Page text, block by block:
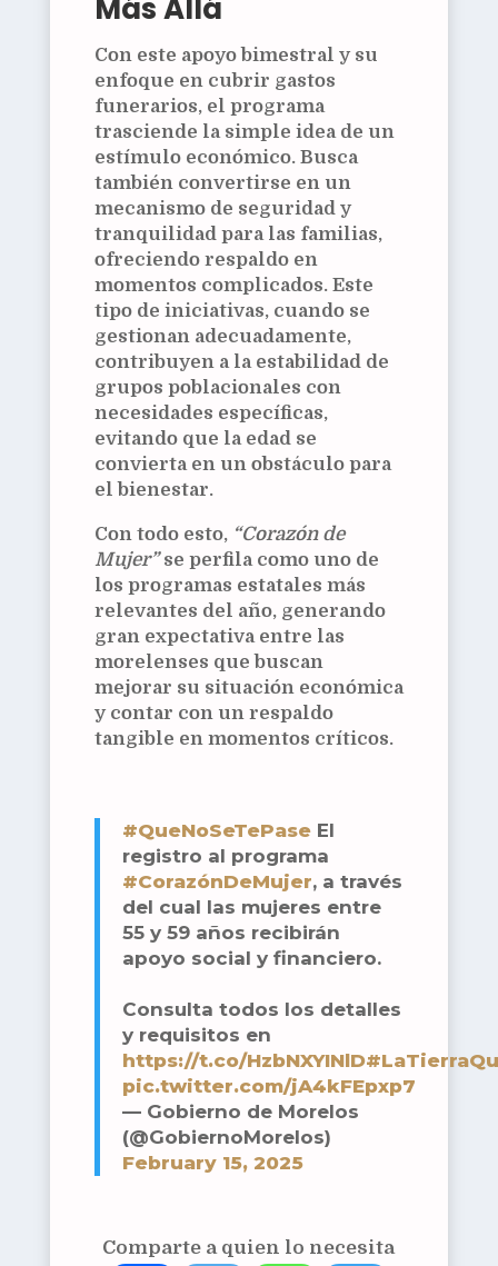
Más Allá
Con este apoyo bimestral y su
enfoque en cubrir gastos
funerarios, el programa
trasciende la simple idea de un
estímulo económico. Busca
también convertirse en un
mecanismo de seguridad y
tranquilidad para las familias,
ofreciendo respaldo en
momentos complicados. Este
tipo de iniciativas, cuando se
gestionan adecuadamente,
contribuyen a la estabilidad de
grupos poblacionales con
necesidades específicas,
evitando que la edad se
convierta en un obstáculo para
el bienestar.
Con todo esto, “Corazón de
Mujer”se perfila como uno de
los programas estatales más
relevantes del año, generando
gran expectativa entre las
morelenses que buscan
mejorar su situación económica
y contar con un respaldo
tangible en momentos críticos.
#QueNoSeTePaseEl
registro al programa
#CorazónDeMujer, a través
del cual las mujeres entre
55 y 59 años recibirán
apoyo social y financiero.
Consulta todos los detalles
y requisitos en
https://t.co/HzbNXYINlD
pic.twitter.com/jA4kFEpxp7
— Gobierno de Morelos
(@GobiernoMorelos)
February 15, 2025
Comparte a quien lo necesita